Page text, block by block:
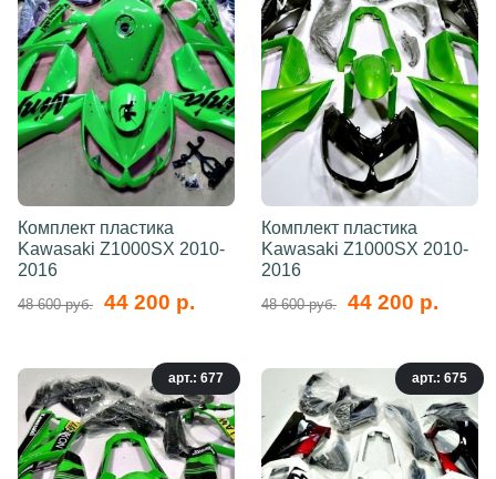
Комплект пластика
Kawasaki Z1000SX 2010-
2016
48 600 руб. 44 200 р.
Комплект пластика
Kawasaki Z1000SX 2010-
2016
48 600 руб. 44 200 р.
арт.: 677 арт.: 675